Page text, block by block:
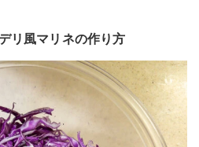
リ風マリネの作り方